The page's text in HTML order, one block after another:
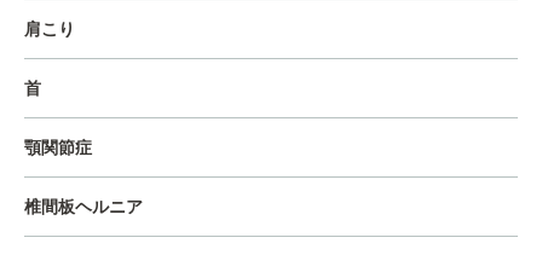
肩こり
首
顎関節症
椎間板ヘルニア